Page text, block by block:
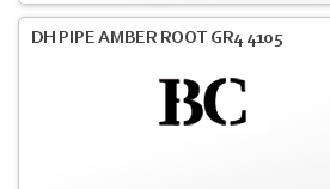
DH PIPE AMBER ROOT GR4 4105